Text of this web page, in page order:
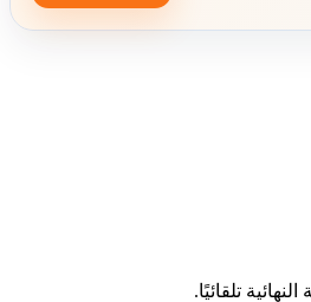
تلقائيًا.